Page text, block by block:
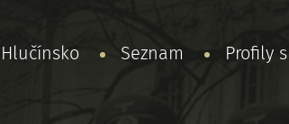
Hlučínsko Seznam Profily